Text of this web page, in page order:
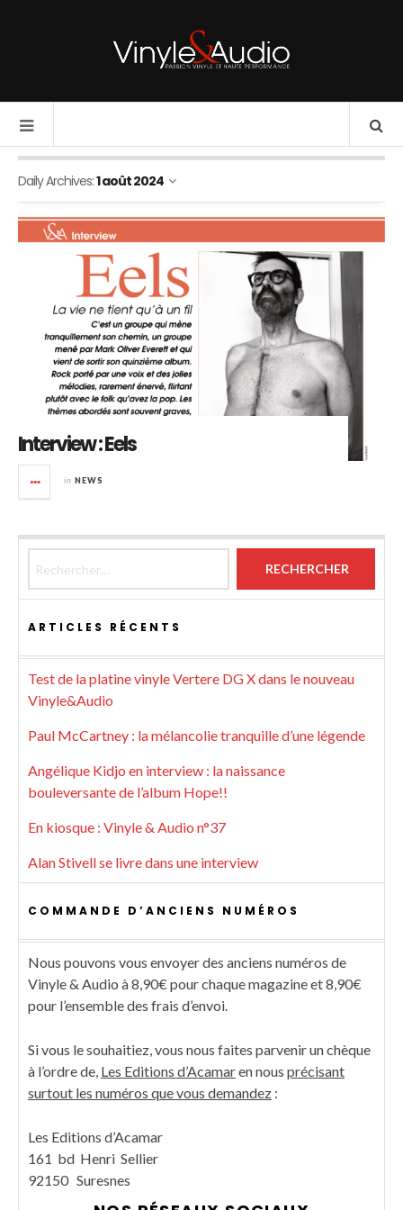
Daily Archives:1 août 2024
Interview : Eels
in NEWS
ARTICLES RÉCENTS
Test de la platine vinyle Vertere DG X dans le nouveau
Vinyle&Audio
Paul McCartney : la mélancolie tranquille d’une légende
Angélique Kidjo en interview : la naissance
bouleversante de l’album Hope!!
En kiosque : Vinyle & Audio n°37
Alan Stivell se livre dans une interview
COMMANDE D’ANCIENS NUMÉROS
Nous pouvons vous envoyer des anciens numéros de
Vinyle & Audio à 8,90€ pour chaque magazine et 8,90€
pour l’ensemble des frais d’envoi.
Si vous le souhaitiez, vous nous faites parvenir un chèque
à l’ordre de, Les Editions d’Acamaren nous précisant
surtout les numéros que vous demandez :
Les Editions d’Acamar
161 bd Henri Sellier
92150 Suresnes